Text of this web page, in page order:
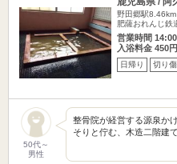
野田郷駅8.46km
肥薩おれんじ鉄
営業時間
入浴料金 450
日帰り 切り傷
50代～
男性
整骨院が経営する源泉か
そりと佇む、木造二階建